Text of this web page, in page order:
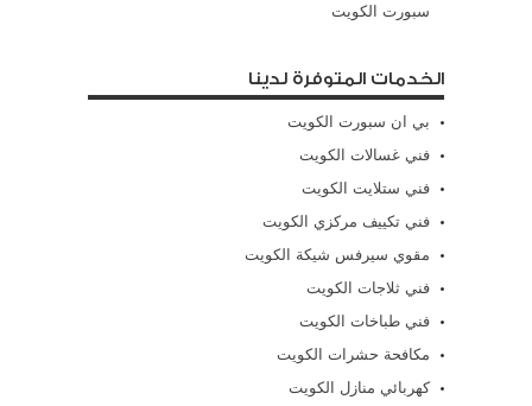
سبورت الكويت
الخدمات المتوفرة لدينا
بي ان سبورت الكويت
فني غسالات الكويت
فني ستلايت الكويت
فني تكييف مركزي الكويت
مقوي سيرفس شيكة الكويت
فني ثلاجات الكويت
فني طباخات الكويت
مكافحة حشرات الكويت
كهربائي منازل الكويت